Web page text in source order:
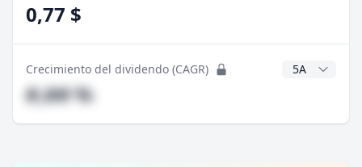
0,77 $
Crecimiento del dividendo (CAGR) Años CAGR
#,## %